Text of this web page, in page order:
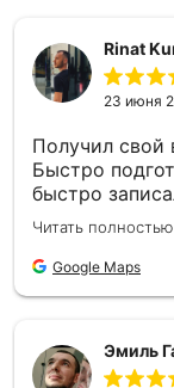
Rinat
23 июня
Получил свой
Быстро
быстро
получил
развернуто,
возникало не
Читать полностью
Google Maps
Эмиль